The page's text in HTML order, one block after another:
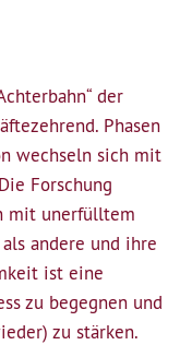
der
Phasen
wechseln sich mit
Forschung
mit unerfülltem
andere und ihre
ist eine
zu begegnen und
zu stärken.